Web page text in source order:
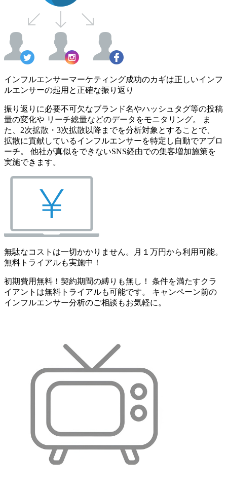
インフルエンサーマーケティング成功のカギは正しいインフ
ルエンサーの起用と正確な振り返り
振り返りに必要不可欠なブランド名やハッシュタグ等の投稿
量の変化や リーチ総量などのデータをモニタリング。 ま
た、2次拡散・3次拡散以降までを分析対象とすることで、
拡散に貢献しているインフルエンサーを特定し自動でアプロ
ーチ。 他社が真似をできないSNS経由での集客増加施策を
実施できます。
無駄なコストは一切かかりません。月１万円から利用可能。
無料トライアルも実施中！
初期費用無料！契約期間の縛りも無し！ 条件を満たすクラ
イアントは無料トライアルも可能です。 キャンペーン前の
インフルエンサー分析のご相談もお気軽に。